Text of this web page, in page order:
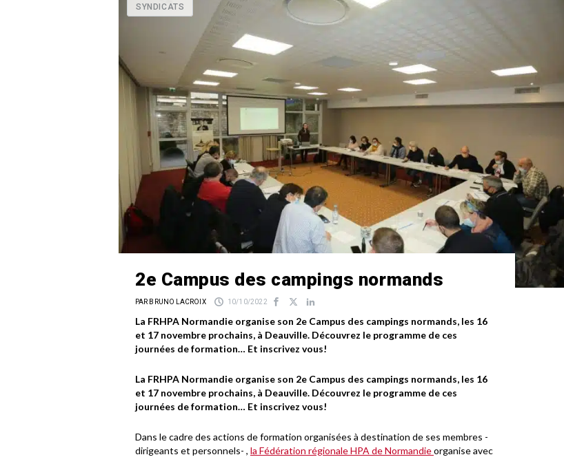
SYNDICATS
2e Campus des campings normands
PAR BRUNO LACROIX 10/10/2022
La FRHPA Normandie organise son 2e Campus des campings normands, les 16
et 17 novembre prochains, à Deauville. Découvrez le programme de ces
journées de formation… Et inscrivez vous!
La FRHPA Normandie organise son 2e Campus des campings normands, les 16
et 17 novembre prochains, à Deauville. Découvrez le programme de ces
journées de formation… Et inscrivez vous!
Dans le cadre des actions de formation organisées à destination de ses membres -
dirigeants et personnels- , la Fédération régionale HPA de Normandieorganise avec